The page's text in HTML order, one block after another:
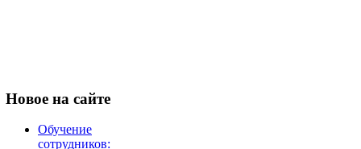
Новое на сайте
Обучение
сотрудников: